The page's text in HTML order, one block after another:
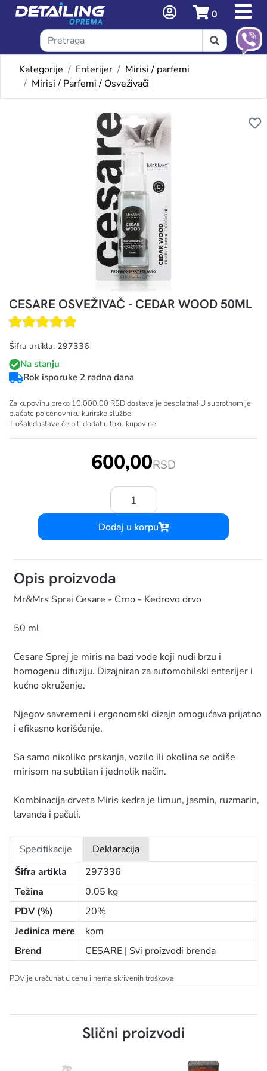
0
Kategorije Enterijer
Mirisi / parfemi
Mirisi / Parfemi / Osveživači
CESARE OSVEŽIVAČ - CEDAR WOOD 50ML
Šifra artikla: 297336
Na stanju
Rok isporuke 2 radna dana
Za kupovinu preko 10.000,00 RSD dostava je besplatna! U suprotnom je
plaćate po cenovniku kurirske službe!
Trošak dostave će biti dodat u toku kupovine
600,00RSD
Količina:
Dodaj u korpu
Omiljeni proizvodi
CESARE OSVEŽIVAČ -
Opis proizvoda
Mr&Mrs Sprai Cesare - Crno - Kedrovo drvo
50 ml
Cesare Sprej je miris na bazi vode koji nudi brzu i
homogenu difuziju. Dizajniran za automobilski enterijer i
kućno okruženje.
Njegov savremeni i ergonomski dizajn omogućava prijatno
i efikasno korišćenje.
Sa samo nikoliko prskanja, vozilo ili okolina se odiše
mirisom na subtilan i jednolik način.
Kombinacija drveta Miris kedra je limun, jasmin, ruzmarin,
lavanda i pačuli.
Specifikacije
Deklaracija
Šifra artikla
297336
Težina
0.05 kg
PDV (%)
20%
Jedinica mere
kom
Brend
CESARE | Svi proizvodi brenda
PDV je uračunat u cenu i nema skrivenih troškova
Slični proizvodi